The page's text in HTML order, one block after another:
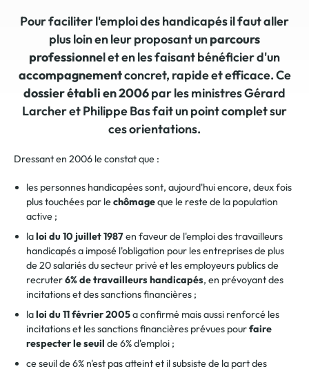
Pour faciliter l'emploi des handicapés il faut aller
plus loin en leur proposant unparcours
professionnel et en les faisant bénéficier d'un
accompagnementconcret, rapide et efficace. Ce
dossier établi en 2006par les ministres Gérard
Larcher et Philippe Bas fait un point complet sur
ces orientations.
Dressant en 2006 le constat que :
les personnes handicapées sont, aujourd'hui encore, deux fois
plus touchées par lechômageque le reste de la population
active ;
laloi du 10 juillet 1987en faveur de l'emploi des travailleurs
handicapés a imposé l'obligation pour les entreprises de plus
de 20 salariés du secteur privé et les employeurs publics de
recruter6% de travailleurs handicapés, en prévoyant des
incitations et des sanctions financières ;
laloi du 11 février 2005a confirmé mais aussi renforcé les
incitations et les sanctions financières prévues pourfaire
respecter le seuil de 6% d'emploi ;
ce seuil de 6% n'est pas atteint et il subsiste de la part des